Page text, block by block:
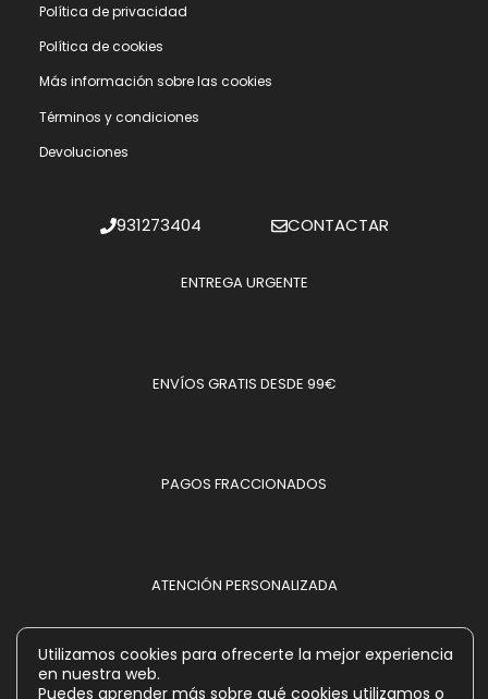
Polí­tica de privacidad
Polí­tica de cookies
Más información sobre las cookies
Términos y condiciones
Devoluciones
931273404 CONTACTAR
ENTREGA URGENTE
ENVÍOS GRATIS DESDE 99€
PAGOS FRACCIONADOS
ATENCIÓN PERSONALIZADA
MÉTODOS DE PAGO ACEPTADOS
Utilizamos cookies para ofrecerte la mejor experiencia
en nuestra web.
Puedes aprender más sobre qué cookies utilizamos o